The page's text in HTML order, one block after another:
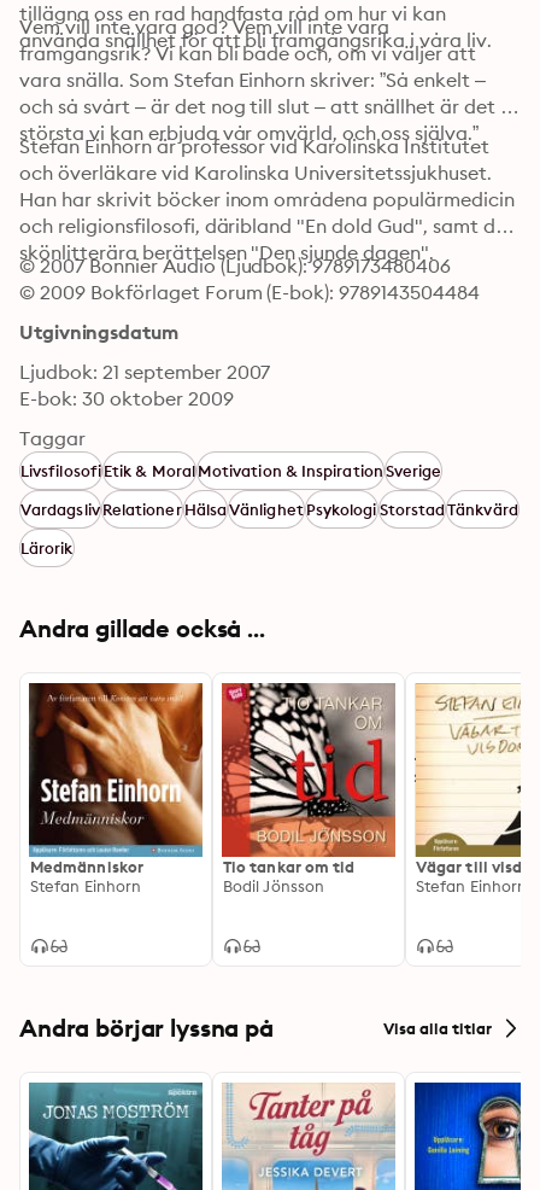
tillägna oss en rad handfasta råd om hur vi kan
använda snällhet för att bli framgångsrika i våra liv.
Vem vill inte vara god? Vem vill inte vara
framgångsrik? Vi kan bli både och, om vi väljer att
vara snälla. Som Stefan Einhorn skriver: ”Så enkelt –
och så svårt – är det nog till slut – att snällhet är det
största vi kan erbjuda vår omvärld, och oss själva.”
Stefan Einhorn är professor vid Karolinska Institutet
och överläkare vid Karolinska Universitetssjukhuset.
Han har skrivit böcker inom områdena populärmedicin
och religionsfilosofi, däribland "En dold Gud", samt den
skönlitterära berättelsen "Den sjunde dagen".
© 2007 Bonnier Audio (Ljudbok): 9789173480406
© 2009 Bokförlaget Forum (E-bok): 9789143504484
Utgivningsdatum
Ljudbok: 21 september 2007
E-bok: 30 oktober 2009
Taggar
LivsfilosofiEtik & MoralMotivation & InspirationSverige
VardagslivRelationerHälsaVänlighetPsykologiStorstadTänkvärd
Lärorik
Andra gillade också ...
Medmänniskor
Stefan Einhorn
Tio tankar om tid
Bodil Jönsson
Vägar till
Stefan Einhorn
Andra börjar lyssna på Visa alla titlar